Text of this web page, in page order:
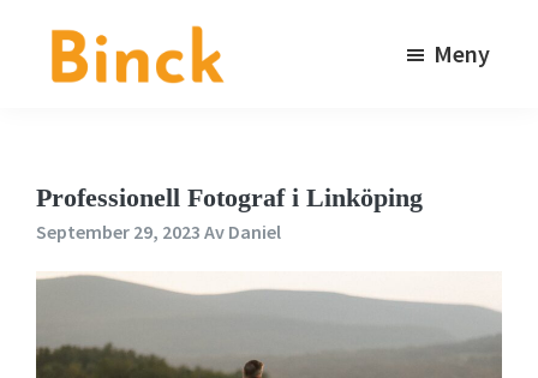
huvudinnehåll
sidfot
Meny
Professionell Fotograf i Linköping
September 29, 2023 Av Daniel